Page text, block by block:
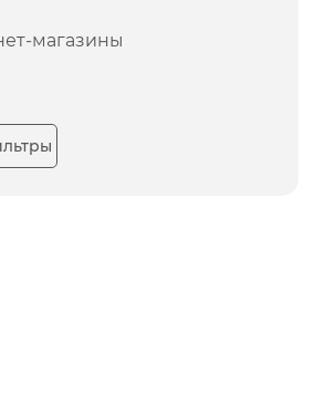
магазины